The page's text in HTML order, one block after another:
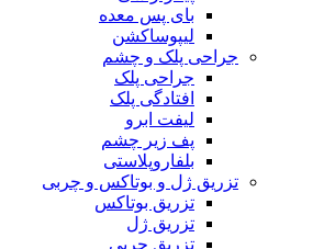
بای پس معده
لیپوساکشن
جراحی پلک و چشم
جراحی پلک
افتادگی پلک
لیفت ابرو
پف زیر چشم
بلفاروپلاستی
تزریق ژل و بوتاکس و چربی
تزریق بوتاکس
تزریق ژل
تزریق چربی